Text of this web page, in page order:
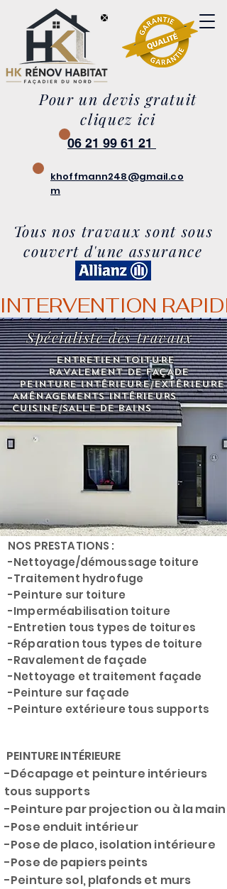
Pour un devis gratuit
cliquez ici
06 21 99 61 21
khoffmann248@gmail.co
m
Tous nos travaux sont sous
couvert d'une assurance
INTERVENTION
Spécialiste des travaux
ENTRETIEN TOITURE
RAVALEMENT DE FAÇADE
PEINTURE INTÉRIEURE/EXTÉRIEURE
AMÉNAGEMENTS INTÉRIEURS
CUISINE/SALLE DE BAINS
NOS PRESTATIONS :
-Nettoyage/démoussage toiture
-Traitement hydrofuge
-Peinture sur toiture
-Imperméabilisation toiture
-Entretien tous types de toitures
-Réparation tous types de toiture
-Ravalement de façade
-Nettoyage et traitement façade
-Peinture sur façade
-Peinture extérieure tous supports
PEINTURE INTÉRIEURE
-Décapage et peinture intérieurs
tous supports
-Peinture par projection ou à la main
-Pose enduit intérieur
-Pose de placo, isolation intérieure
-Pose de papiers peints
-Peinture sol, plafonds et murs